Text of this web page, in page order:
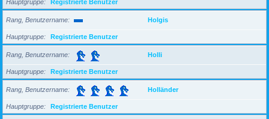
Hauptgruppe Registrierte Benutzer
Rang, Benutzername Holgis
Hauptgruppe Registrierte Benutzer
Rang, Benutzername Holli
Hauptgruppe Registrierte Benutzer
Rang, Benutzername Holländer
Hauptgruppe Registrierte Benutzer